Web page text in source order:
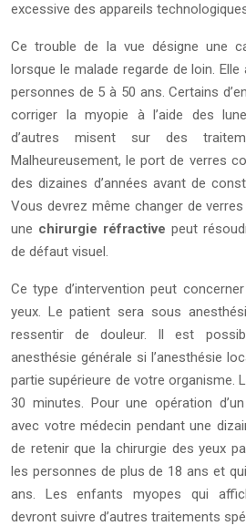
excessive des appareils
Ce trouble de la vue désigne une
lorsque le malade regarde de loin.
personnes de 5 à 50 ans. Certains
corriger la myopie à l’aide des
d’autres misent sur des
Malheureusement, le port de verres
des dizaines d’années avant de
Vous devrez même changer de
une chirurgie réfractive peut
de défaut visuel.
Ce type d’intervention peut
yeux. Le patient sera sous
ressentir de douleur. Il est
anesthésie générale si l’anesthésie
partie supérieure de votre organisme.
30 minutes. Pour une opération
avec votre médecin pendant une
de retenir que la chirurgie des yeux
les personnes de plus de 18 ans et
ans. Les enfants myopes qui
devront suivre d’autres traitements